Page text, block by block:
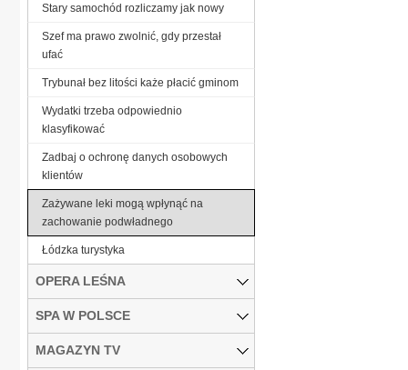
Stary samochód rozliczamy jak nowy
Szef ma prawo zwolnić, gdy przestał
ufać
Trybunał bez litości każe płacić gminom
Wydatki trzeba odpowiednio
klasyfikować
Zadbaj o ochronę danych osobowych
klientów
Zażywane leki mogą wpłynąć na
zachowanie podwładnego
Łódzka turystyka
OPERA LEŚNA
SPA W POLSCE
MAGAZYN TV